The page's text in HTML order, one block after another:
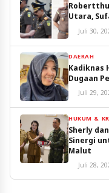
Utara,
Juli 30,
DAERAH
Kadiknas
Dugaan
Juli 29,
HUKUM &
Sherly
Sinergi
Malut
Juli 28,